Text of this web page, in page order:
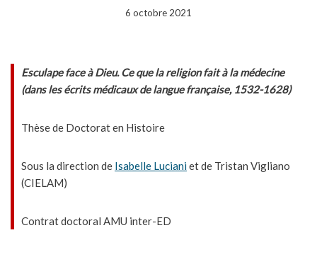
6 octobre 2021
Esculape face à Dieu. Ce que la religion fait à la médecine
(dans les écrits médicaux de langue française, 1532-1628)
Thèse de Doctorat en Histoire
Sous la direction de Isabelle Lucianiet de Tristan Vigliano
(CIELAM)
Contrat doctoral AMU inter-ED